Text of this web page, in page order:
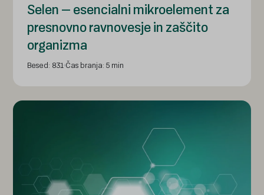
Selen – esencialni mikroelement za
presnovno ravnovesje in zaščito
organizma
Besed: 831 Čas branja: 5 min